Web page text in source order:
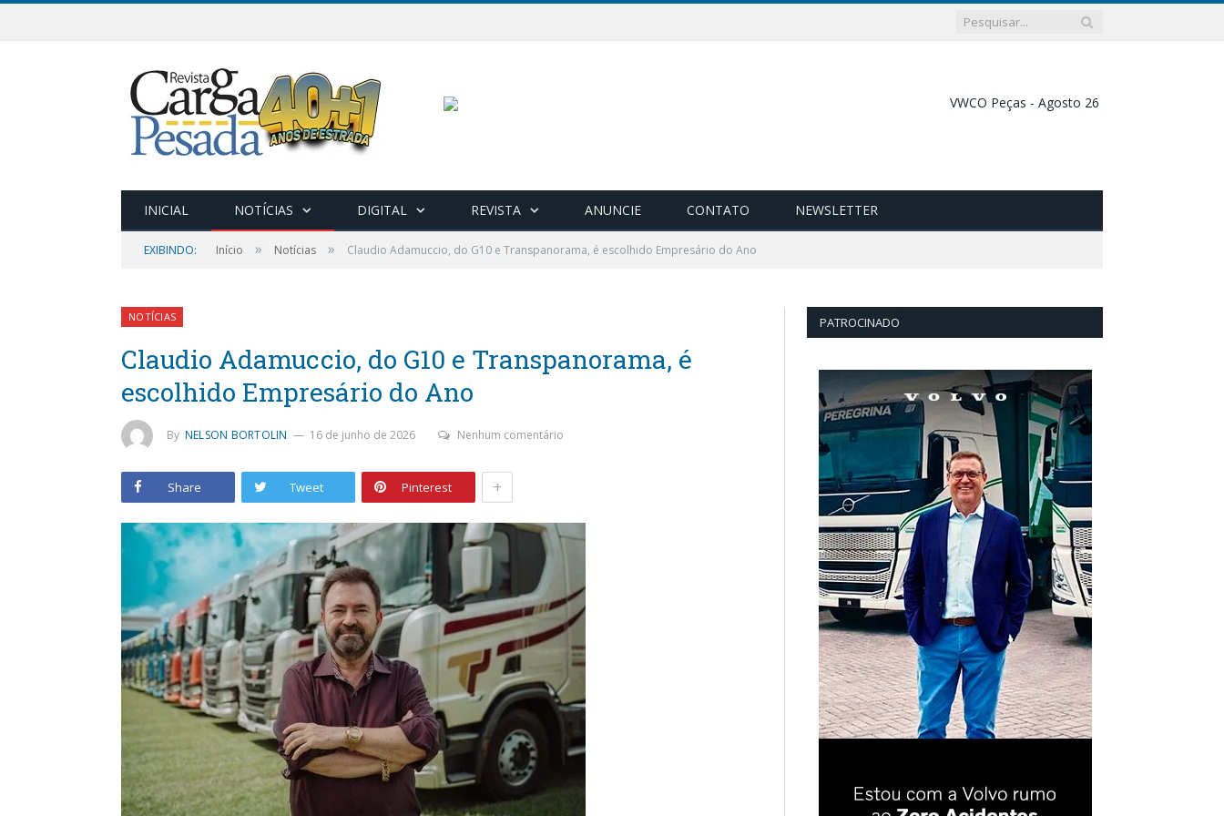
INICIAL NOTÍCIAS DIGITAL REVISTA ANUNCIE CONTATO NEWSLETTER
EXIBINDO: Início » Notícias » Claudio Adamuccio, do G10 e Transpanorama, é escolhido Empresário do Ano
NOTÍCIAS
Claudio Adamuccio, do G10 e Transpanorama, é
escolhido Empresário do Ano
By NELSON BORTOLIN 16 de junho de 2026 Nenhum comentário
Share Tweet Pinterest +
PATROCINADO